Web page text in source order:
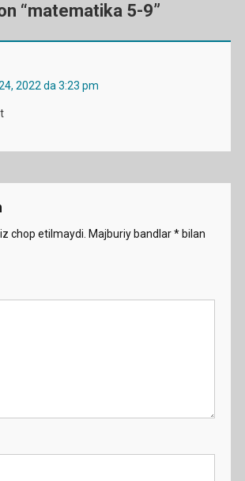
“matematika 5-9”
2022 da 3:23 pm
chop etilmaydi. Majburiy bandlar*bilan